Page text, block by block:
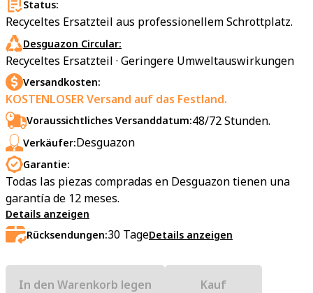
Status:
Recyceltes Ersatzteil aus professionellem Schrottplatz.
Desguazon Circular:
Recyceltes Ersatzteil · Geringere Umweltauswirkungen
Versandkosten:
KOSTENLOSER Versand auf das Festland.
Voraussichtliches Versanddatum:48/72 Stunden.
Verkäufer:Desguazon
Garantie:
Todas las piezas compradas en Desguazon tienen una
garantía de 12 meses.
Details anzeigen
Rücksendungen:30 TageDetails anzeigen
In den Warenkorb legen Kauf